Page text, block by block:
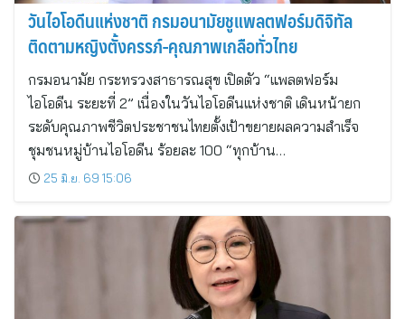
วันไอโอดีนแห่งชาติ กรมอนามัยชูแพลตฟอร์มดิจิทัล
ติดตามหญิงตั้งครรภ์-คุณภาพเกลือทั่วไทย
กรมอนามัย กระทรวงสาธารณสุข เปิดตัว “แพลตฟอร์ม
ไอโอดีน ระยะที่ 2” เนื่องในวันไอโอดีนแห่งชาติ เดินหน้ายก
ระดับคุณภาพชีวิตประชาชนไทยตั้งเป้าขยายผลความสำเร็จ
ชุมชนหมู่บ้านไอโอดีน ร้อยละ 100 “ทุกบ้าน…
25 มิ.ย. 69 15:06